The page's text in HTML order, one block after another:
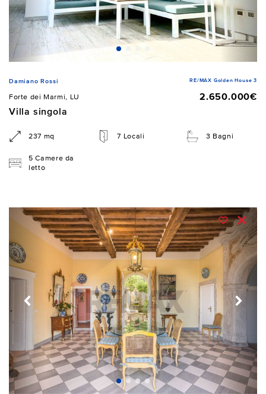
Damiano Rossi RE/MAX Golden House 3
Forte dei Marmi, LU
2.650.000€
Villa singola
237 mq 7 Locali 3 Bagni
5 Camere da
letto